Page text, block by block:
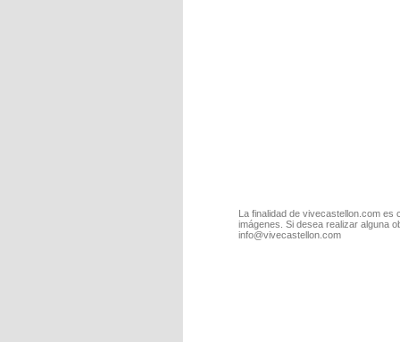
La finalidad de vivecastellon.com
imágenes. Si desea realizar alguna
info@vivecastellon.com